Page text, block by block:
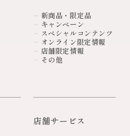
新商品・限定品
キャンペーン
スペシャルコンテンツ
オンライン限定情報
店舗限定情報
その他
店舗サービス